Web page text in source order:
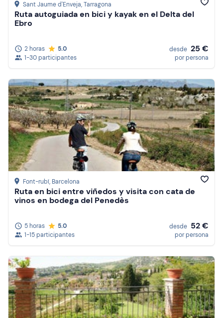
Sant Jaume d'Enveja, Tarragona
Ruta autoguiada en bici y kayak en el Delta del
Ebro
2 horas
5.0
1-30 participantes
desde 25 €
por persona
Font-rubí, Barcelona
Ruta en bici entre viñedos y visita con cata de
vinos en bodega del Penedès
5 horas
5.0
1-15 participantes
desde 52 €
por persona